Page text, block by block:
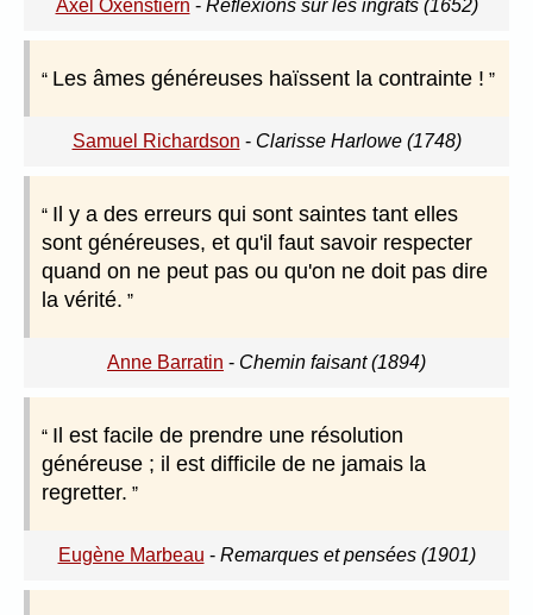
Axel Oxenstiern - Réflexions sur les ingrats (1652)
Les âmes généreuses haïssent la contrainte !
Samuel Richardson - Clarisse Harlowe (1748)
Il y a des erreurs qui sont saintes tant elles
sont généreuses, et qu'il faut savoir respecter
quand on ne peut pas ou qu'on ne doit pas dire
la vérité.
Anne Barratin - Chemin faisant (1894)
Il est facile de prendre une résolution
généreuse ; il est difficile de ne jamais la
regretter.
Eugène Marbeau - Remarques et pensées (1901)